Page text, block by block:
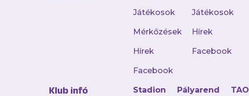
Játékosok
Mérkőzések
Hírek
Facebook
Játékosok
Hírek
Facebook
Klub infó Stadion Pályarend TAO
ujpestfc@ujpestfc.hu